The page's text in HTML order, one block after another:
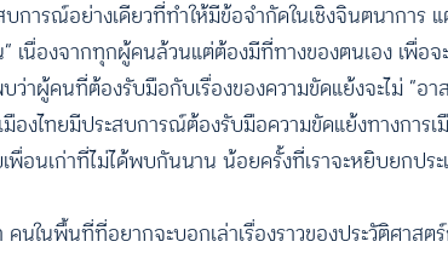
การณ์อย่างเดียวที่ทำให้มีข้อจำกัดในเชิงจินตนาการ
นื่องจากทุกผู้คนล้วนแต่ต้องมีที่ทางของตนเอง เพื่อจ
าผู้คนที่ต้องรับมือกับเรื่องของความขัดแย้งจะไม่ “อา
งไทยมีประสบการณ์ต้องรับมือความขัดแย้งทางการ
อนเก่าที่ไม่ได้พบกันนาน น้อยครั้งที่เราจะหยิบยกประ
ในพื้นที่ที่อยากจะบอกเล่าเรื่องราวของประวัติศาสต